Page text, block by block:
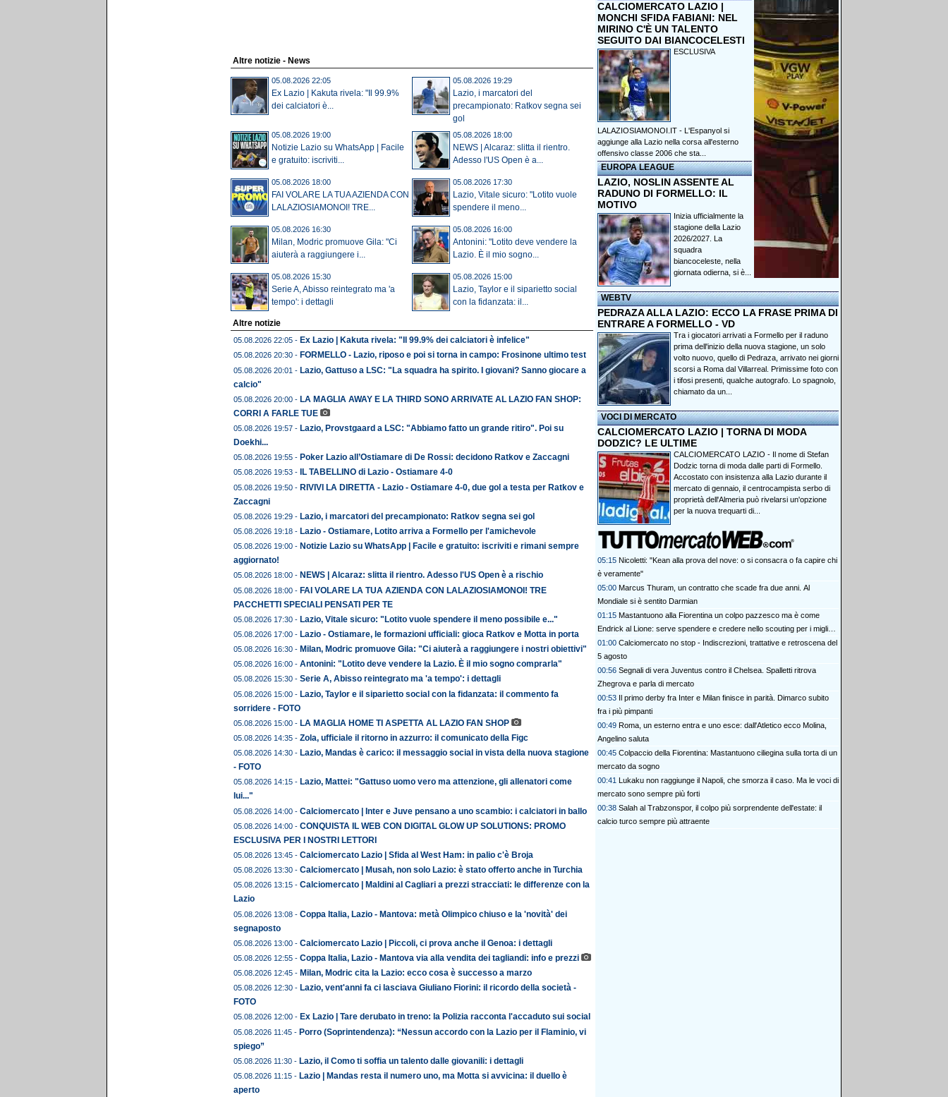
Altre notizie - News
05.08.2026 22:05
Ex Lazio | Kakuta rivela: "Il 99.9%
dei calciatori è...
05.08.2026 19:29
Lazio, i marcatori del
precampionato: Ratkov segna sei
gol
05.08.2026 19:00
Notizie Lazio su WhatsApp | Facile
e gratuito: iscriviti...
05.08.2026 18:00
NEWS | Alcaraz: slitta il rientro.
Adesso l'US Open è a...
05.08.2026 18:00
FAI VOLARE LA TUA AZIENDA CON
LALAZIOSIAMONOI! TRE...
05.08.2026 17:30
Lazio, Vitale sicuro: "Lotito vuole
spendere il meno...
05.08.2026 16:30
Milan, Modric promuove Gila: "Ci
aiuterà a raggiungere i...
05.08.2026 16:00
Antonini: "Lotito deve vendere la
Lazio. È il mio sogno...
05.08.2026 15:30
Serie A, Abisso reintegrato ma 'a
tempo': i dettagli
05.08.2026 15:00
Lazio, Taylor e il siparietto social
con la fidanzata: il...
Altre notizie
05.08.2026 22:05 - Ex Lazio | Kakuta rivela: "Il 99.9% dei calciatori è infelice"
05.08.2026 20:30 - FORMELLO - Lazio, riposo e poi si torna in campo: Frosinone ultimo test
05.08.2026 20:01 - Lazio, Gattuso a LSC: "La squadra ha spirito. I giovani? Sanno giocare a
calcio"
05.08.2026 20:00 - LA MAGLIA AWAY E LA THIRD SONO ARRIVATE AL LAZIO FAN SHOP:
CORRI A FARLE TUE
05.08.2026 19:57 - Lazio, Provstgaard a LSC: "Abbiamo fatto un grande ritiro". Poi su
Doekhi...
05.08.2026 19:55 - Poker Lazio all’Ostiamare di De Rossi: decidono Ratkov e Zaccagni
05.08.2026 19:53 - IL TABELLINO di Lazio - Ostiamare 4-0
05.08.2026 19:50 - RIVIVI LA DIRETTA - Lazio - Ostiamare 4-0, due gol a testa per Ratkov e
Zaccagni
05.08.2026 19:29 - Lazio, i marcatori del precampionato: Ratkov segna sei gol
05.08.2026 19:18 - Lazio - Ostiamare, Lotito arriva a Formello per l'amichevole
05.08.2026 19:00 - Notizie Lazio su WhatsApp | Facile e gratuito: iscriviti e rimani sempre
aggiornato!
05.08.2026 18:00 - NEWS | Alcaraz: slitta il rientro. Adesso l'US Open è a rischio
05.08.2026 18:00 - FAI VOLARE LA TUA AZIENDA CON LALAZIOSIAMONOI! TRE
PACCHETTI SPECIALI PENSATI PER TE
05.08.2026 17:30 - Lazio, Vitale sicuro: "Lotito vuole spendere il meno possibile e..."
05.08.2026 17:00 - Lazio - Ostiamare, le formazioni ufficiali: gioca Ratkov e Motta in porta
05.08.2026 16:30 - Milan, Modric promuove Gila: "Ci aiuterà a raggiungere i nostri obiettivi"
05.08.2026 16:00 - Antonini: "Lotito deve vendere la Lazio. È il mio sogno comprarla"
05.08.2026 15:30 - Serie A, Abisso reintegrato ma 'a tempo': i dettagli
05.08.2026 15:00 - Lazio, Taylor e il siparietto social con la fidanzata: il commento fa
sorridere - FOTO
05.08.2026 15:00 - LA MAGLIA HOME TI ASPETTA AL LAZIO FAN SHOP
05.08.2026 14:35 - Zola, ufficiale il ritorno in azzurro: il comunicato della Figc
05.08.2026 14:30 - Lazio, Mandas è carico: il messaggio social in vista della nuova stagione
- FOTO
05.08.2026 14:15 - Lazio, Mattei: "Gattuso uomo vero ma attenzione, gli allenatori come
lui..."
05.08.2026 14:00 - Calciomercato | Inter e Juve pensano a uno scambio: i calciatori in ballo
05.08.2026 14:00 - CONQUISTA IL WEB CON DIGITAL GLOW UP SOLUTIONS: PROMO
ESCLUSIVA PER I NOSTRI LETTORI
05.08.2026 13:45 - Calciomercato Lazio | Sfida al West Ham: in palio c'è Broja
05.08.2026 13:30 - Calciomercato | Musah, non solo Lazio: è stato offerto anche in Turchia
05.08.2026 13:15 - Calciomercato | Maldini al Cagliari a prezzi stracciati: le differenze con la
Lazio
05.08.2026 13:08 - Coppa Italia, Lazio - Mantova: metà Olimpico chiuso e la 'novità' dei
segnaposto
05.08.2026 13:00 - Calciomercato Lazio | Piccoli, ci prova anche il Genoa: i dettagli
05.08.2026 12:55 - Coppa Italia, Lazio - Mantova via alla vendita dei tagliandi: info e prezzi
05.08.2026 12:45 - Milan, Modric cita la Lazio: ecco cosa è successo a marzo
05.08.2026 12:30 - Lazio, vent'anni fa ci lasciava Giuliano Fiorini: il ricordo della società -
FOTO
05.08.2026 12:00 - Ex Lazio | Tare derubato in treno: la Polizia racconta l'accaduto sui social
05.08.2026 11:45 - Porro (Soprintendenza): “Nessun accordo con la Lazio per il Flaminio, vi
spiego”
05.08.2026 11:30 - Lazio, il Como ti soffia un talento dalle giovanili: i dettagli
05.08.2026 11:15 - Lazio | Mandas resta il numero uno, ma Motta si avvicina: il duello è
aperto
CALCIOMERCATO LAZIO |
MONCHI SFIDA FABIANI: NEL
MIRINO C'È UN TALENTO
SEGUITO DAI BIANCOCELESTI
ESCLUSIVA
LALAZIOSIAMONOI.IT - L'Espanyol si
aggiunge alla Lazio nella corsa all'esterno
offensivo classe 2006 che sta...
EUROPA LEAGUE
LAZIO, NOSLIN ASSENTE AL
RADUNO DI FORMELLO: IL
MOTIVO
Inizia ufficialmente la
stagione della Lazio
2026/2027. La
squadra
biancoceleste, nella
giornata odierna, si è...
WEBTV
PEDRAZA ALLA LAZIO: ECCO LA FRASE PRIMA DI
ENTRARE A FORMELLO - VD
Tra i giocatori arrivati a Formello per il raduno
prima dell'inizio della nuova stagione, un solo
volto nuovo, quello di Pedraza, arrivato nei giorni
scorsi a Roma dal Villarreal. Primissime foto con
i tifosi presenti, qualche autografo. Lo spagnolo,
chiamato da un...
VOCI DI MERCATO
CALCIOMERCATO LAZIO | TORNA DI MODA
DODZIC? LE ULTIME
CALCIOMERCATO LAZIO - Il nome di Stefan
Dodzic torna di moda dalle parti di Formello.
Accostato con insistenza alla Lazio durante il
mercato di gennaio, il centrocampista serbo di
proprietà dell'Almeria può rivelarsi un'opzione
per la nuova trequarti di...
05:15 Nicoletti: "Kean alla prova del nove: o si consacra o fa capire chi
è veramente"
05:00 Marcus Thuram, un contratto che scade fra due anni. Al
Mondiale si è sentito Darmian
01:15 Mastantuono alla Fiorentina un colpo pazzesco ma è come
Endrick al Lione: serve spendere e credere nello scouting per i migliori
talenti. Giovani italiani: attenzione perché qualcosa sta cambiando
davvero
01:00 Calciomercato no stop - Indiscrezioni, trattative e retroscena del
5 agosto
00:56 Segnali di vera Juventus contro il Chelsea. Spalletti ritrova
Zhegrova e parla di mercato
00:53 Il primo derby fra Inter e Milan finisce in parità. Dimarco subito
fra i più pimpanti
00:49 Roma, un esterno entra e uno esce: dall'Atletico ecco Molina,
Angelino saluta
00:45 Colpaccio della Fiorentina: Mastantuono ciliegina sulla torta di un
mercato da sogno
00:41 Lukaku non raggiunge il Napoli, che smorza il caso. Ma le voci di
mercato sono sempre più forti
00:38 Salah al Trabzonspor, il colpo più sorprendente dell'estate: il
calcio turco sempre più attraente